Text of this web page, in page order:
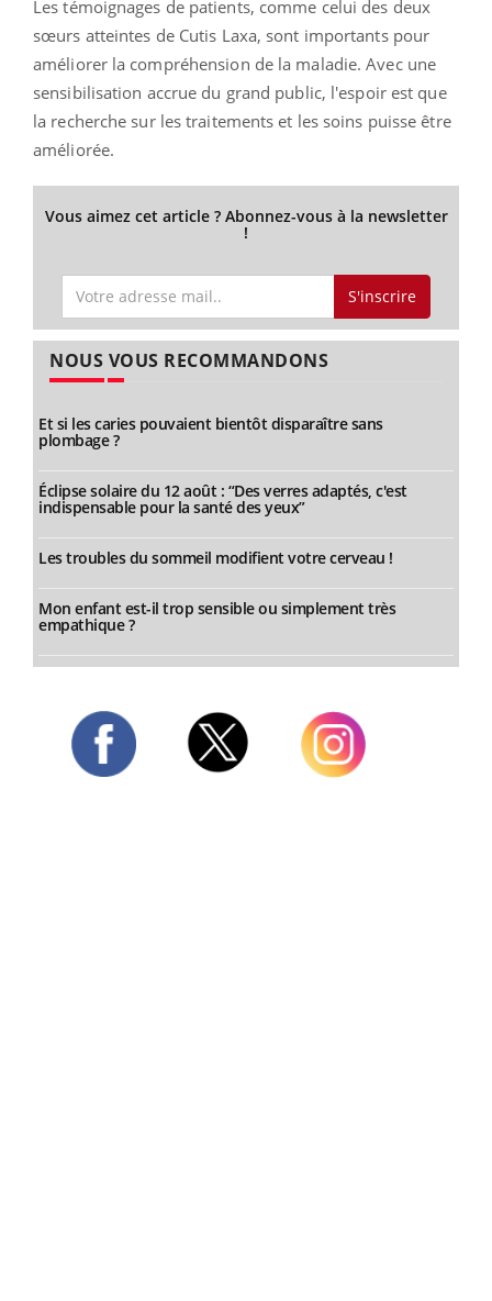
Les témoignages de patients, comme celui des deux
sœurs atteintes de Cutis Laxa, sont importants pour
améliorer la compréhension de la maladie. Avec une
sensibilisation accrue du grand public, l'espoir est que
la recherche sur les traitements et les soins puisse être
améliorée.
Vous aimez cet article ? Abonnez-vous à la newsletter
!
S'inscrire
NOUS VOUS RECOMMANDONS
Et si les caries pouvaient bientôt disparaître sans
plombage ?
Éclipse solaire du 12 août : “Des verres adaptés, c'est
indispensable pour la santé des yeux”
Les troubles du sommeil modifient votre cerveau !
Mon enfant est-il trop sensible ou simplement très
empathique ?